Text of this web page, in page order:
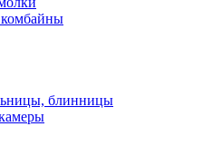
блинницы